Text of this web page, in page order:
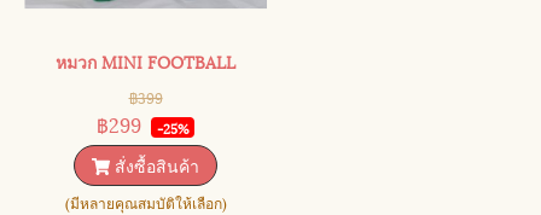
หมวก MINI FOOTBALL
฿399
฿299 -25%
สั่งซื้อสินค้า
(มีหลายคุณสมบัติให้เลือก)